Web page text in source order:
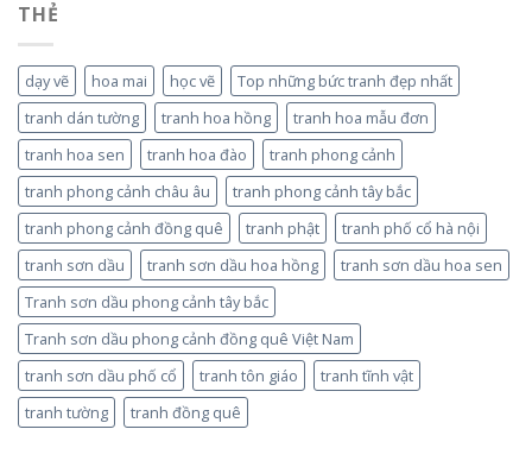
THẺ
dạy vẽ hoa mai học vẽ
Top những bức tranh đẹp nhất
tranh dán tường
tranh hoa hồng
tranh hoa mẫu đơn
tranh hoa sen
tranh hoa đào
tranh phong cảnh
tranh phong cảnh châu âu
tranh phong cảnh tây bắc
tranh phong cảnh đồng quê
tranh phật
tranh phố cổ hà nội
tranh sơn dầu
tranh sơn dầu hoa hồng
tranh sơn dầu hoa sen
Tranh sơn dầu phong cảnh tây bắc
Tranh sơn dầu phong cảnh đồng quê Việt Nam
tranh sơn dầu phố cổ
tranh tôn giáo
tranh tĩnh vật
tranh tường
tranh đồng quê